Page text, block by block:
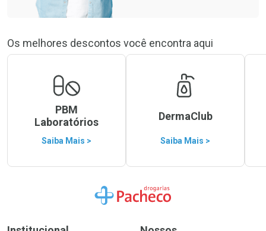
Os melhores descontos você encontra aqui
PBM
Laboratórios
Saiba Mais >
DermaClub
Saiba Mais >
Ir para a Home